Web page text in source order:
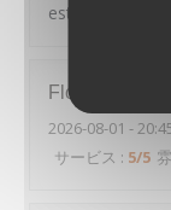
est-ce que
Florian
2026-08-01 -
サービス : 5/5